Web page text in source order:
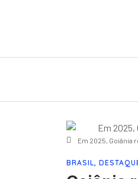
Em 2025, Goiânia
BRASIL